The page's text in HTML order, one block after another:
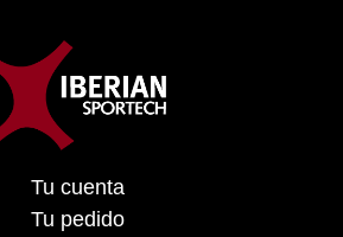
Tu cuenta
Tu pedido